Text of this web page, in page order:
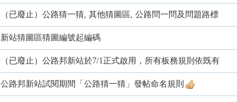
（已廢止）公路猜一猜, 其他猜圖區, 公路問一問及問題路標
新站猜圖區猜圖編號起編碼
（已廢止）公路邦新站於7/1正式啟用，所有板務規則依既有
公路邦新站試閱期間「公路猜一猜」發帖命名規則